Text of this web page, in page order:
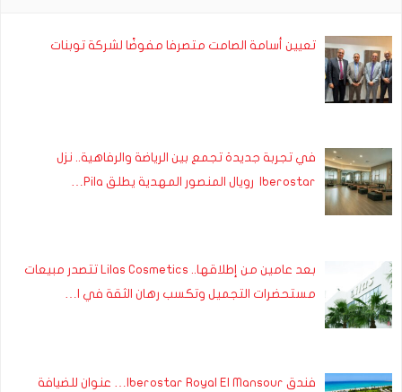
تعيين أسامة الصامت متصرفا مفوضًا لشركة توبنات
في تجربة جديدة تجمع بين الرياضة والرفاهية.. نزل
Iberostar رويال المنصور المهدية يطلق Pila…
بعد عامين من إطلاقها.. Lilas Cosmetics تتصدر مبيعات
مستحضرات التجميل وتكسب رهان الثقة في ا…
فندق Iberostar Royal El Mansour… عنوان للضيافة